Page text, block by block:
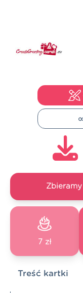
7 zł
Treść kartki